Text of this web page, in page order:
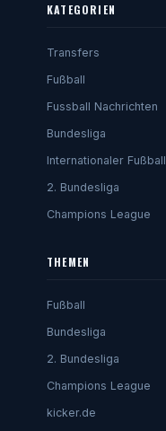
KATEGORIEN
Transfers
Fußball
Fussball Nachrichten
Bundesliga
Internationaler Fußball
2. Bundesliga
Champions League
THEMEN
Fußball
Bundesliga
2. Bundesliga
Champions League
kicker.de